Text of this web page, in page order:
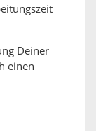
Deiner
einen